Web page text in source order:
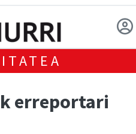
erreportari